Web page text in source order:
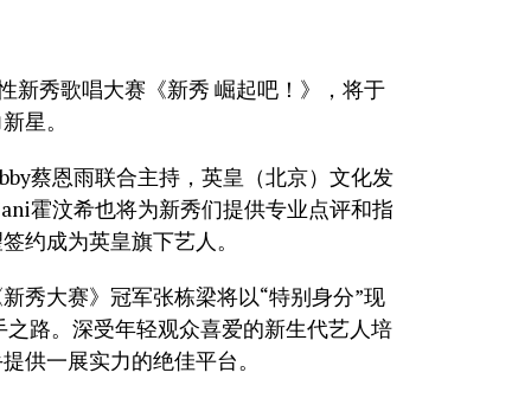
新秀歌唱大赛《新秀 崛起吧！》，将于
星。
蔡恩雨联合主持，英皇（北京）文化发
霍汶希也将为新秀们提供专业点评和指
约成为英皇旗下艺人。
秀大赛》冠军张栋梁将以“特别身分”现
路。深受年轻观众喜爱的新生代艺人培
供一展实力的绝佳平台。